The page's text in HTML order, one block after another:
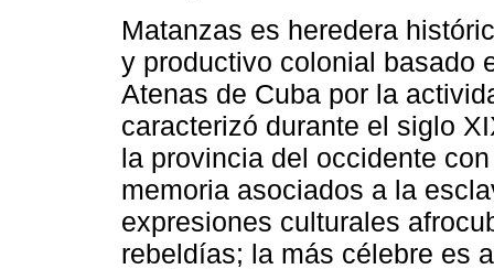
Matanzas es heredera
y productivo colonial basado
Atenas de Cuba por la
caracterizó durante el siglo
la provincia del occidente
memoria asociados a la
expresiones culturales
rebeldías; la más célebre es